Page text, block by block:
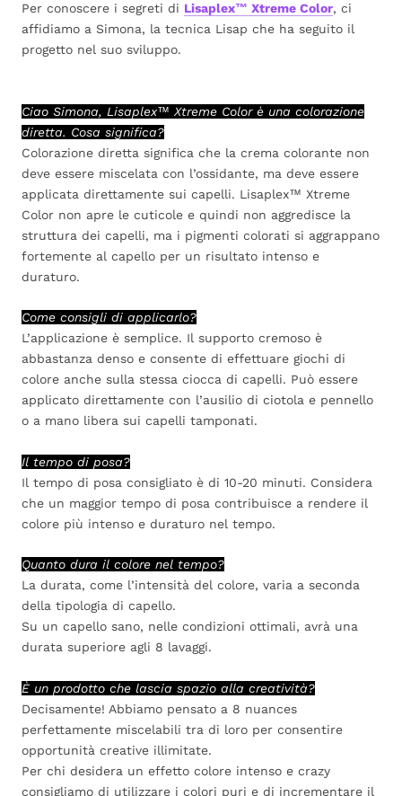
Per conoscere i segreti di Lisaplex™ Xtreme Color, ci
affidiamo a Simona, la tecnica Lisap che ha seguito il
progetto nel suo sviluppo.
Ciao Simona, Lisaplex™ Xtreme Color è una colorazione
diretta. Cosa significa?
Colorazione diretta significa che la crema colorante non
deve essere miscelata con l’ossidante, ma deve essere
applicata direttamente sui capelli. Lisaplex™ Xtreme
Color non apre le cuticole e quindi non aggredisce la
struttura dei capelli, ma i pigmenti colorati si aggrappano
fortemente al capello per un risultato intenso e
duraturo.
Come consigli di applicarlo?
L’applicazione è semplice. Il supporto cremoso è
abbastanza denso e consente di effettuare giochi di
colore anche sulla stessa ciocca di capelli. Può essere
applicato direttamente con l’ausilio di ciotola e pennello
o a mano libera sui capelli tamponati.
Il tempo di posa?
Il tempo di posa consigliato è di 10-20 minuti. Considera
che un maggior tempo di posa contribuisce a rendere il
colore più intenso e duraturo nel tempo.
Quanto dura il colore nel tempo?
La durata, come l’intensità del colore, varia a seconda
della tipologia di capello.
Su un capello sano, nelle condizioni ottimali, avrà una
durata superiore agli 8 lavaggi.
È un prodotto che lascia spazio alla creatività?
Decisamente! Abbiamo pensato a 8 nuances
perfettamente miscelabili tra di loro per consentire
opportunità creative illimitate.
Per chi desidera un effetto colore intenso e crazy
consigliamo di utilizzare i colori puri e di incrementare il